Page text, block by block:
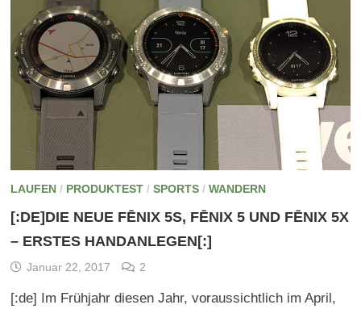
LAUFEN/ PRODUKTEST/ SPORTS/ WANDERN
[:DE]DIE NEUE FĒNIX 5S, FĒNIX 5 UND FĒNIX 5X
– ERSTES HANDANLEGEN[:]
Januar 22, 2017 2
[:de] Im Frühjahr diesen Jahr, voraussichtlich im April,